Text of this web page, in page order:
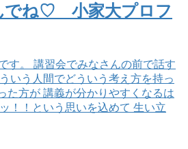
でね♡ 小家大プロフ
す。 講習会でみなさんの前で話す
いう人間でどういう考え方を持っ
た方が 講義が分かりやすくなるは
！！という思いを込めて 生い立